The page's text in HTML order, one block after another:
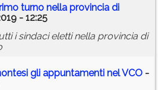
turno nella provincia di
- 12:25
i sindaci eletti nella provincia di
gli appuntamenti nel VCO -